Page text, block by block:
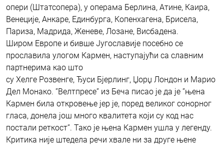
опери (Штатсопера), у операма Берлина, Атине, Каира,
Венеције, Анкаре, Единбурга, Копенхагена, Брисела,
Париза, Мадрида, Женеве, Лозане, Висбадена.
Широм Европе и бивше Југославије посебно се
прославила улогом Кармен, наступајући са славним
партнерима као што
су Хелге Розвенге, Ђуси Бјерлинг, Џорџ Лондон и Марио
Дел Монако. ”Велтпресе” из Беча писао је да је ”њена
Кармен била откровење јер је, поред великог сонорног
гласа, донела још много квалитета који су код нас
постали реткост”. Тако је њена Кармен ушла у легенду.
Критика није штедела речи хвале ни за друге њене